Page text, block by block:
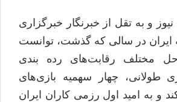
و به تقل از خبرنگار خبرگزاری
ایران در سالی که گذشت، توانست
مختلف رقابت‌های رده بندی
طولانی، چهار سهمیه بازی‌های
و به امید اول رزمی کاران ایران